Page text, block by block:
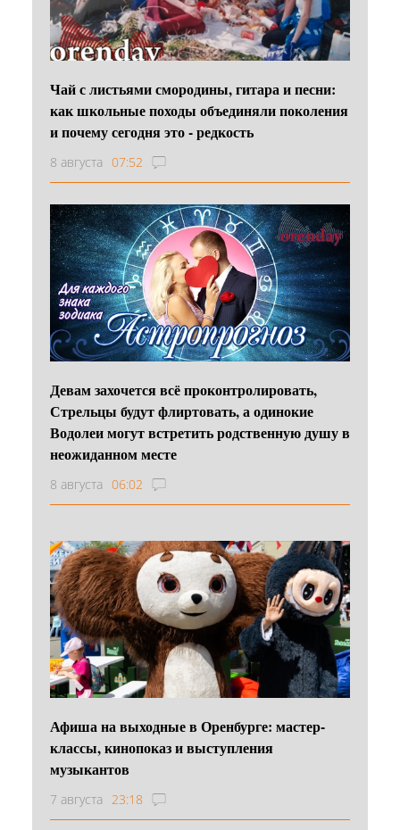
Чай с листьями смородины, гитара и песни:
как школьные походы объединяли поколения
и почему сегодня это - редкость
8 августа 07:52
Девам захочется всё проконтролировать,
Стрельцы будут флиртовать, а одинокие
Водолеи могут встретить родственную душу в
неожиданном месте
8 августа 06:02
Афиша на выходные в Оренбурге: мастер-
классы, кинопоказ и выступления
музыкантов
7 августа 23:18